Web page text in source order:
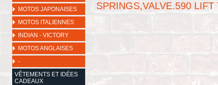
MOTOS JAPONAISES
MOTOS ITALIENNES
INDIAN - VICTORY
MOTOS ANGLAISES
-
VÊTEMENTS ET IDÉES
CADEAUX
SPRINGS,VALVE.590 LIFT